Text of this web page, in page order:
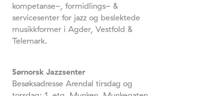
kompetanse-, formidlings- &
servicesenter for jazz og beslektede
musikkformer i Agder, Vestfold &
Telemark.
Sørnorsk Jazzsenter
Besøksadresse Arendal tirsdag og